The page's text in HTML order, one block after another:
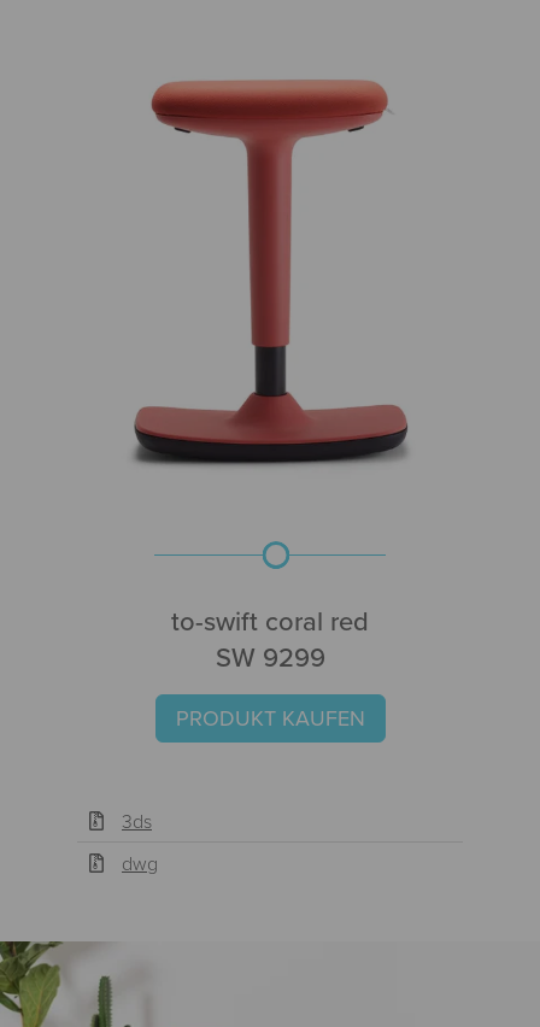
to-swift coral red
SW 9299
PRODUKT KAUFEN
3ds
dwg